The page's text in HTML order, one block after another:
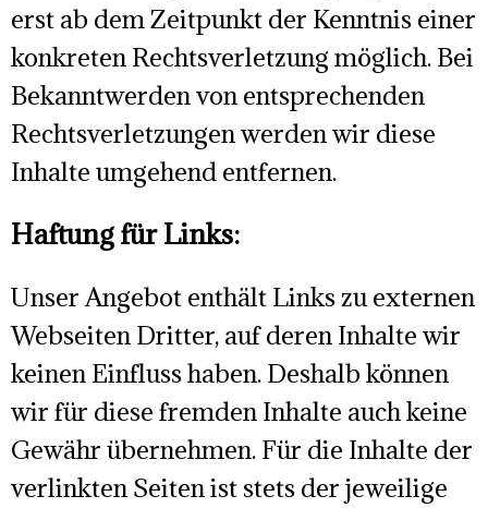
erst ab dem Zeitpunkt der Kenntnis einer
konkreten Rechtsverletzung möglich. Bei
Bekanntwerden von entsprechenden
Rechtsverletzungen werden wir diese
Inhalte umgehend entfernen.
Haftung für Links:
Unser Angebot enthält Links zu externen
Webseiten Dritter, auf deren Inhalte wir
keinen Einfluss haben. Deshalb können
wir für diese fremden Inhalte auch keine
Gewähr übernehmen. Für die Inhalte der
verlinkten Seiten ist stets der jeweilige